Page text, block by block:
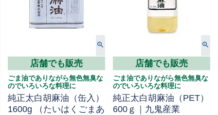
店舗でも販売
ごま油でありながら無色無臭な
のでいろいろな料理に
純正太白胡麻油（缶入）
1600g （たいはくごまあ
店舗でも販売
ごま油でありながら無色無臭な
のでいろいろな料理に
純正太白胡麻油（PET）
600ｇ｜九鬼産業